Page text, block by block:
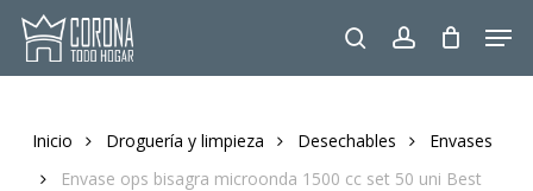
Skip
main
searchaccount
Inicio Droguería y limpieza Desechables
Envases
Envase ops bisagra microonda 1500 cc set 50 uni Best